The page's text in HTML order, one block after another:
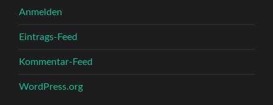
Anmelden
Eintrags-Feed
Kommentar-Feed
WordPress.org